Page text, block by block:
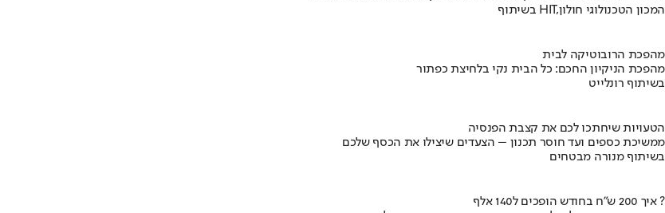
בשיתוף HIT,המכון הטכנולוגי חולון
מהפכת הרובוטיקה לבית
מהפכת הניקיון החכם: כל הבית נקי בלחיצת כפתור
בשיתוף רונלייט
הטעויות שיחתכו לכם את קצבת הפנסיה
ממשיכת כספים ועד חוסר תכנון – הצעדים שיצילו את הכסף שלכם
בשיתוף מנורה מבטחים
איך 200 ש"ח בחודש הופכים ל140 אלף ?